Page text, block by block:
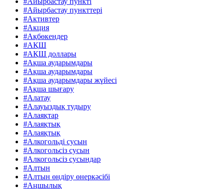
#Айырбастау пункттері
#Активтер
#Акция
#Ақбөкендер
#АҚШ
#АҚШ доллары
#Ақша аударымдары
#Ақша аударымдары
#Ақша аударымдары жүйесі
#Ақша шығару
#Алатау
#Алауыздық тудыру
#Алаяқтар
#Алаяқтық
#Алаяқтық
#Алкогольді сусын
#Алкогольсіз сусын
#Алкогольсіз сусындар
#Алтын
#Алтын өндіру өнеркәсібі
#Аңшылық